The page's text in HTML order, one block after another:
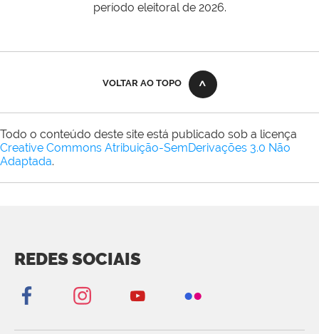
período eleitoral de 2026.
VOLTAR AO TOPO
Todo o conteúdo deste site está publicado sob a licença
Creative Commons Atribuição-SemDerivações 3.0 Não
Adaptada.
REDES SOCIAIS